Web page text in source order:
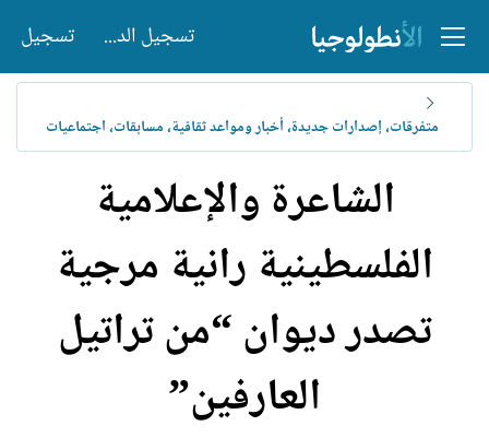
تسجيل الدخول تسجيل
متفرقات، إصدارات جديدة، أخبار ومواعد ثقافية، مسابقات، اجتماعيات
الشاعرة والإعلامية
الفلسطينية رانية مرجية
تصدر ديوان “من تراتيل
العارفين”